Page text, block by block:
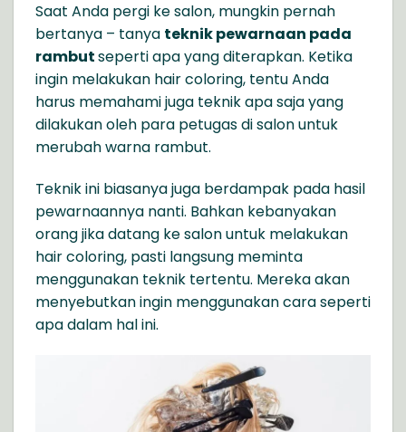
Saat Anda pergi ke salon, mungkin pernah
bertanya – tanya teknik pewarnaan pada
rambutseperti apa yang diterapkan. Ketika
ingin melakukan hair coloring, tentu Anda
harus memahami juga teknik apa saja yang
dilakukan oleh para petugas di salon untuk
merubah warna rambut.
Teknik ini biasanya juga berdampak pada hasil
pewarnaannya nanti. Bahkan kebanyakan
orang jika datang ke salon untuk melakukan
hair coloring, pasti langsung meminta
menggunakan teknik tertentu. Mereka akan
menyebutkan ingin menggunakan cara seperti
apa dalam hal ini.